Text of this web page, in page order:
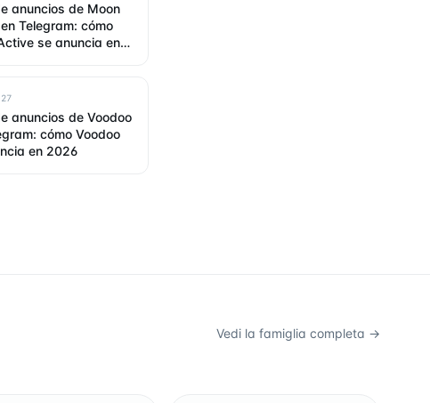
anuncios de Moon
Telegram: cómo
se anuncia en
anuncios de Voodoo
cómo Voodoo
en 2026
Vedi la famiglia completa →